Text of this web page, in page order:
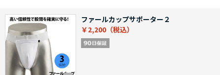
ファールカップサポーター２
￥2,200